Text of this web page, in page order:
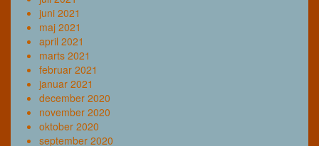
juni 2021
maj 2021
april 2021
marts 2021
februar 2021
januar 2021
december 2020
november 2020
oktober 2020
september 2020